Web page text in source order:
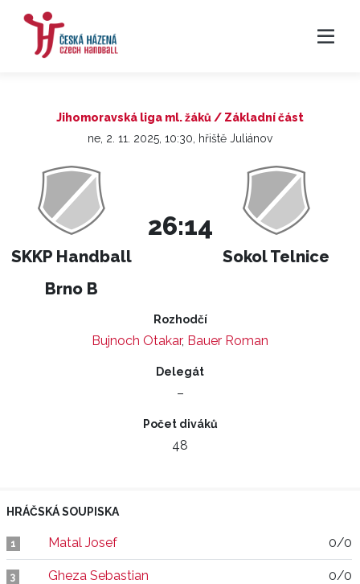
Jihomoravská liga ml. žáků / Základní část
ne, 2. 11. 2025, 10:30, hřiště Juliánov
SKKP Handball
Brno B
26:14
Sokol Telnice
Rozhodčí
Bujnoch Otakar, Bauer Roman
Delegát
–
Počet diváků
48
HRÁČSKÁ SOUPISKA
1 Matal Josef 0/0
3 Gheza Sebastian 0/0